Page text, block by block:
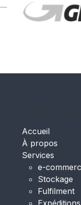
Accueil
À propos
Services
e-
Stockage
Fulfilment
Expéditions